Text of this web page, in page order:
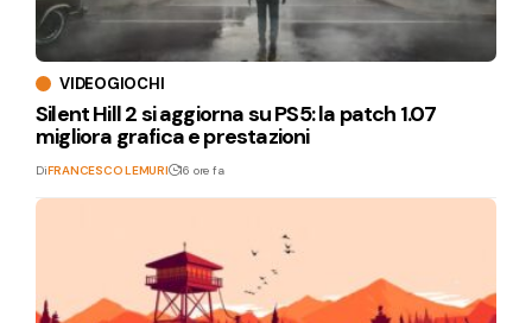
VIDEOGIOCHI
Silent Hill 2 si aggiorna su PS5: la patch 1.07
migliora grafica e prestazioni
DiFRANCESCO LEMURI 16 ore fa